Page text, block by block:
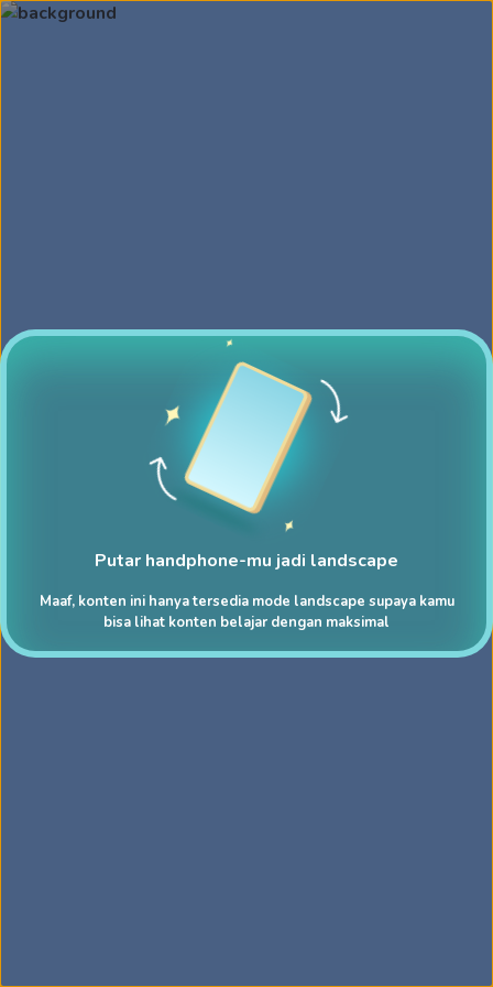
Putar handphone-mu jadi landscape
Maaf, konten ini hanya tersedia mode landscape supaya kamu
bisa lihat konten belajar dengan maksimal